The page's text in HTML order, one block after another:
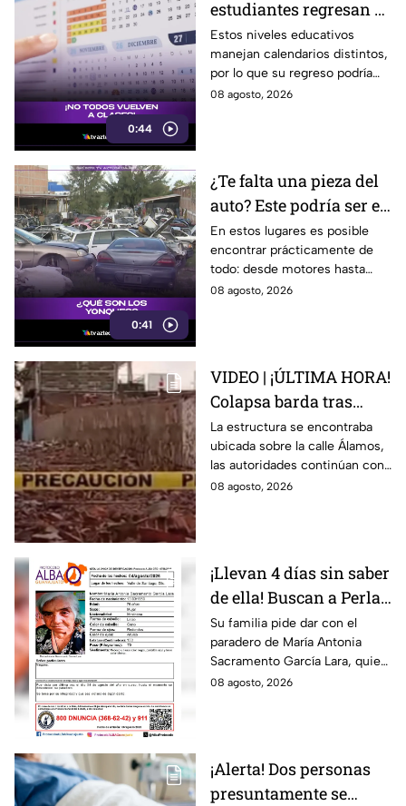
0:44
estudiantes regresan a
clases; este es el
calendario escolar
2026-2027; ¿afectará a
Guanajuato?
Estos niveles educativos
manejan calendarios distintos,
por lo que su regreso podría
ser antes o después.
08 agosto, 2026
0:41
¿Te falta una pieza del
auto? Este podría ser el
lugar ideal para los
automovilistas
En estos lugares es posible
encontrar prácticamente de
todo: desde motores hasta
transmisores.
08 agosto, 2026
VIDEO | ¡ÚLTIMA HORA!
Colapsa barda tras
intensa lluvia en León;
¿hay personas
lesionadas?
La estructura se encontraba
ubicada sobre la calle Álamos,
las autoridades continúan con
las investigaciones.
08 agosto, 2026
¡Llevan 4 días sin saber
de ella! Buscan a Perla
Alejandra Martín del
Campo Medina,
desaparecida en
Guanajuato
Su familia pide dar con el
paradero de María Antonia
Sacramento García Lara, quien
fue vista por última vez el 4 de
08 agosto, 2026
¡Alerta! Dos personas
presuntamente se